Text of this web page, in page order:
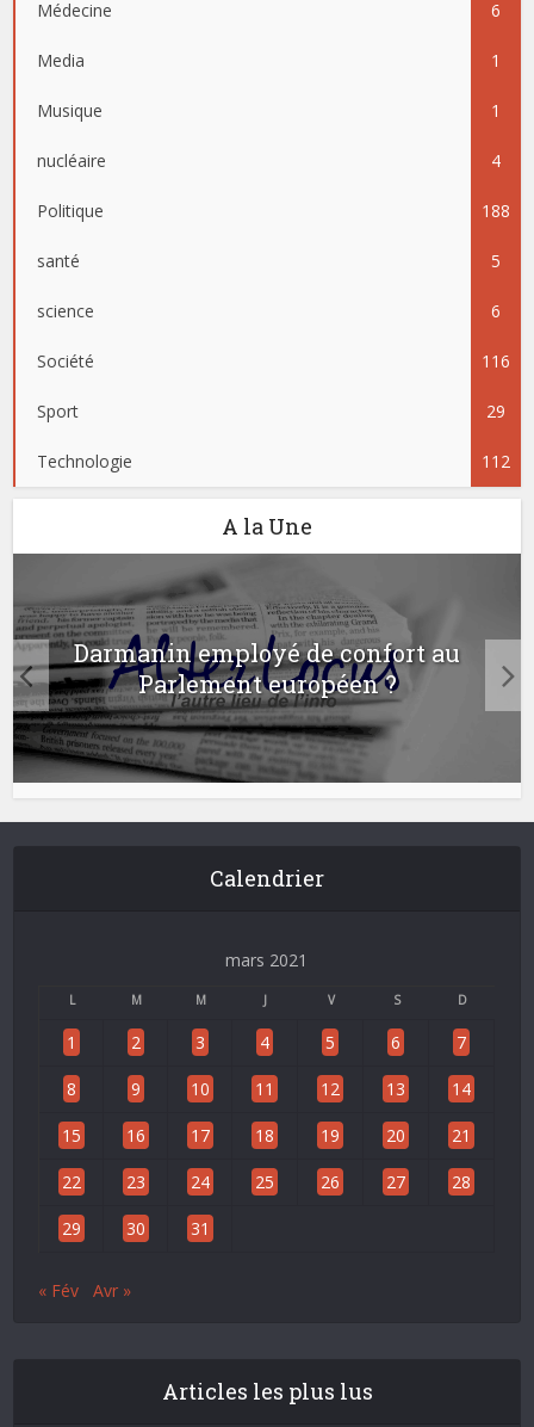
Médecine 6
Media 1
Musique 1
nucléaire 4
Politique 188
santé 5
science 6
Société 116
Sport 29
Technologie 112
A la Une
Darmanin employé de confort au
Parlement européen ?
Calendrier
mars 2021
L M M J V S D
1 2 3 4 5 6 7
8 9 10 11 12 13 14
15 16 17 18 19 20 21
22 23 24 25 26 27 28
29 30 31
« Fév Avr »
Articles les plus lus